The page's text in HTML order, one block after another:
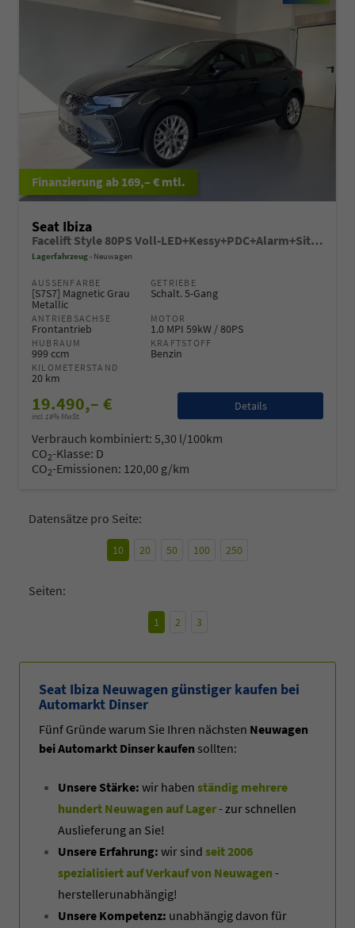
ab 169,– € mtl.
Seat Ibiza
Facelift Style 80PS Voll-LED+Kessy+PDC+Alarm+Sitzheizung+Kamera+App-Connect
Lagerfahrzeug Neuwagen
AUSSENFARBE
[S7S7] Magnetic Grau
Metallic
GETRIEBE
Schalt. 5-Gang
ANTRIEBSACHSE
Frontantrieb
MOTOR
1.0 MPI 59kW / 80PS
HUBRAUM
999 ccm
KRAFTSTOFF
Benzin
KILOMETERSTAND
20 km
19.490,– €
incl. 19% MwSt.
Details
Verbrauch kombiniert: 5,30 l/100km
CO2-Klasse: D
CO2-Emissionen: 120,00 g/km
Datensätze pro Seite:
10 20 50 100 250
Seiten:
1 2 3
Seat Ibiza Neuwagen günstiger kaufen bei
Automarkt Dinser
Fünf Gründe warum Sie Ihren nächsten Neuwagen
bei Automarkt Dinser kaufen sollten:
Unsere Stärke: wir haben ständig mehrere
hundert Neuwagen auf Lager- zur schnellen
Auslieferung an Sie!
Unsere Erfahrung: wir sind seit 2006
spezialisiert auf Verkauf von Neuwagen -
herstellerunabhängig!
Unsere Kompetenz: unabhängig davon für